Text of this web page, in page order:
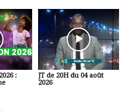
:
JT de 20H du 04 août
2026